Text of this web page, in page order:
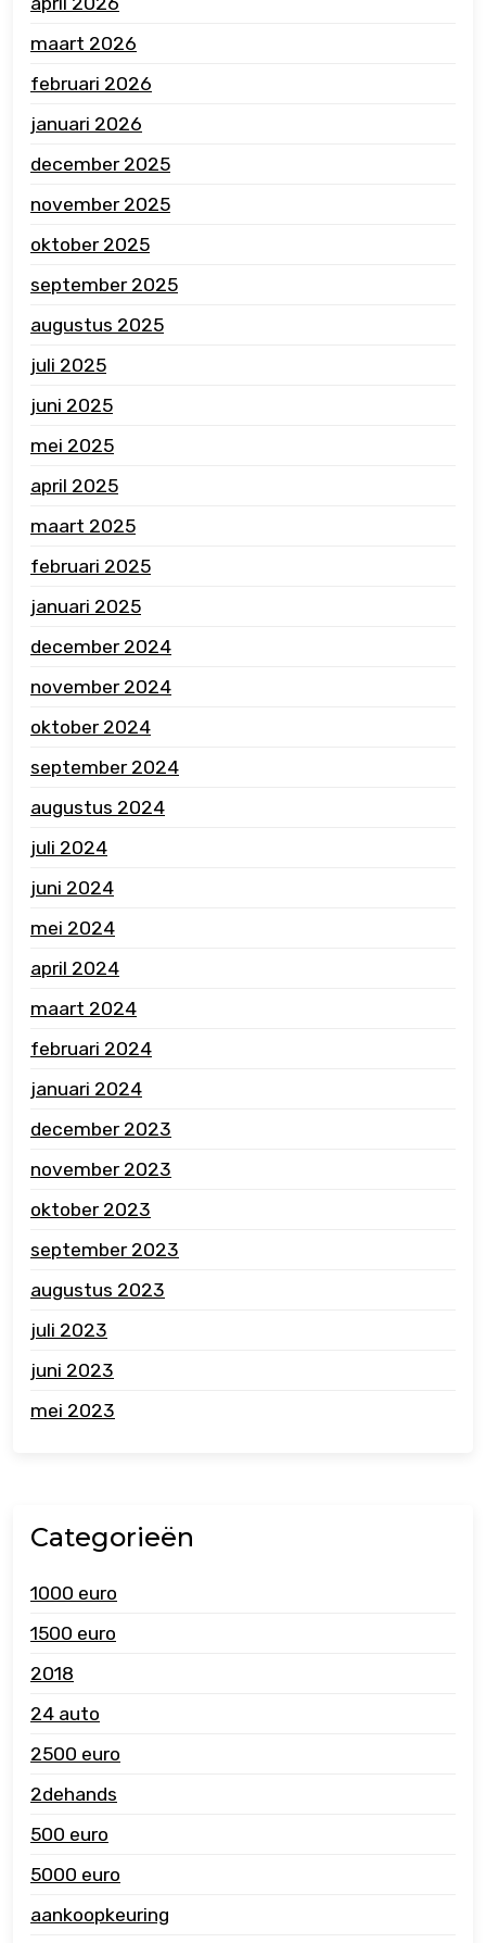
maart 2026
februari 2026
januari 2026
december 2025
november 2025
oktober 2025
september 2025
augustus 2025
juli 2025
juni 2025
mei 2025
april 2025
maart 2025
februari 2025
januari 2025
december 2024
november 2024
oktober 2024
september 2024
augustus 2024
juli 2024
juni 2024
mei 2024
april 2024
maart 2024
februari 2024
januari 2024
december 2023
november 2023
oktober 2023
september 2023
augustus 2023
juli 2023
juni 2023
mei 2023
Categorieën
1000 euro
1500 euro
2018
24 auto
2500 euro
2dehands
500 euro
5000 euro
aankoopkeuring